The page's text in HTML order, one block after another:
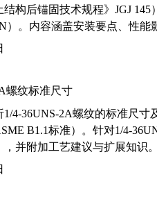
结构后锚固技术规程》JGJ
）。内容涵盖安装要点、性能
螺纹标准尺寸
1/4-36UNS-2A螺纹的标准尺
B1.1标准）。针对1/4-
，并附加工艺建议与扩展知识。